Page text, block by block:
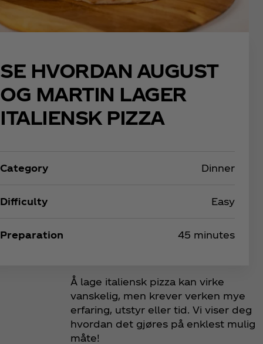
SE HVORDAN AUGUST
OG MARTIN LAGER
ITALIENSK PIZZA
Category Dinner
Difficulty Easy
Preparation 45 minutes
Å lage italiensk pizza kan virke
vanskelig, men krever verken mye
erfaring, utstyr eller tid. Vi viser deg
hvordan det gjøres på enklest mulig
måte! ​